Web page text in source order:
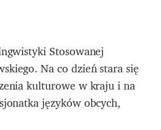
Stosowanej
Na co dzień stara się
kulturowe w kraju i na
języków obcych,